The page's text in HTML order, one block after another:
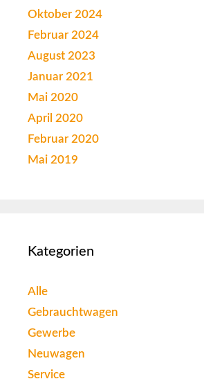
Oktober 2024
Februar 2024
August 2023
Januar 2021
Mai 2020
April 2020
Februar 2020
Mai 2019
Kategorien
Alle
Gebrauchtwagen
Gewerbe
Neuwagen
Service